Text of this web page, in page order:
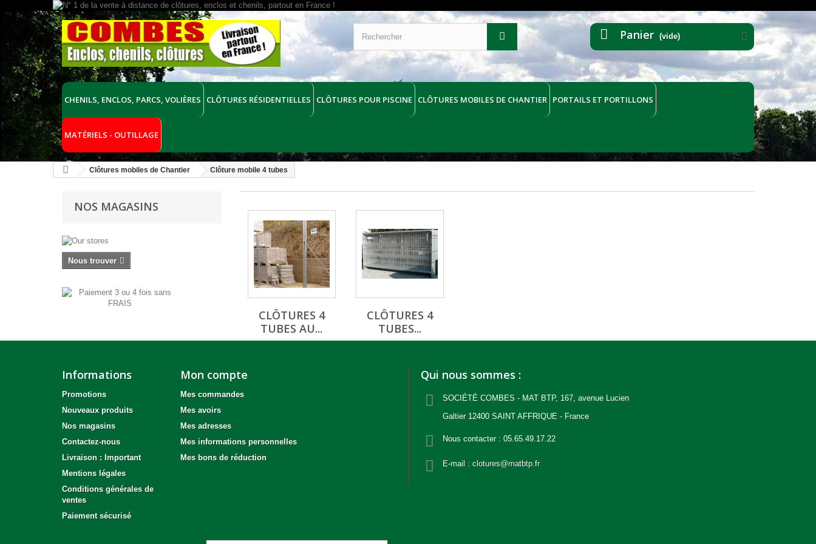
Panier (vide)
CHENILS, ENCLOS, PARCS, VOLIÈRES CLÔTURES RÉSIDENTIELLES CLÔTURES POUR PISCINE CLÔTURES MOBILES DE CHANTIER PORTAILS ET PORTILLONS
MATÉRIELS - OUTILLAGE
Clôtures mobiles de Chantier Clôture mobile 4 tubes
NOS MAGASINS
Nous trouver
CLÔTURES 4
TUBES AU...
CLÔTURES 4
TUBES...
Informations
Promotions
Nouveaux produits
Nos magasins
Contactez-nous
Livraison : Important
Mentions légales
Conditions générales de
ventes
Paiement sécurisé
Mon compte
Mes commandes
Mes avoirs
Mes adresses
Mes informations personnelles
Mes bons de réduction
Qui nous sommes :
SOCIÉTÉ COMBES - MAT BTP, 167, avenue Lucien
Galtier 12400 SAINT AFFRIQUE - France
Nous contacter : 05.65.49.17.22
E-mail : clotures@matbtp.fr